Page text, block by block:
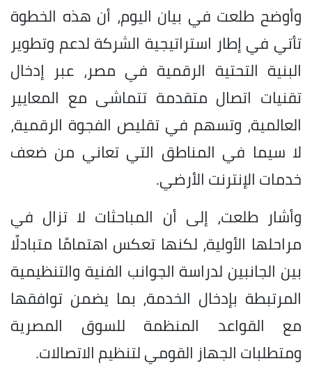
وأوضح طلعت في بيان اليوم، أن هذه الخطوة
تأتي في إطار استراتيجية الشركة لدعم وتطوير
البنية التحتية الرقمية في مصر، عبر إدخال
تقنيات اتصال متقدمة تتماشى مع المعايير
العالمية، وتسهم في تقليص الفجوة الرقمية،
لا سيما في المناطق التي تعاني من ضعف
خدمات الإنترنت الأرضي.
وأشار طلعت، إلى أن المباحثات لا تزال في
مراحلها الأولية، لكنها تعكس اهتمامًا متبادلًا
بين الجانبين لدراسة الجوانب الفنية والتنظيمية
المرتبطة بإدخال الخدمة، بما يضمن توافقها
مع القواعد المنظمة للسوق المصرية
ومتطلبات الجهاز القومي لتنظيم الاتصالات.